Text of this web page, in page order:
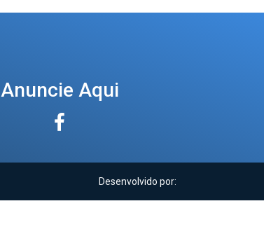
Anuncie Aqui
Desenvolvido por: